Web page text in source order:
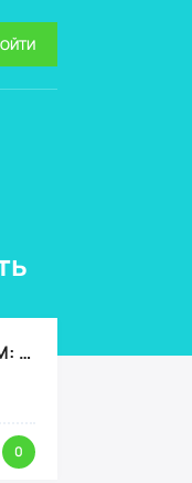
Age Of Wind 2 {ВЗЛОМ: много денег}
0